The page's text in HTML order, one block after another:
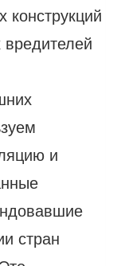
конструкций
вредителей
и
стран